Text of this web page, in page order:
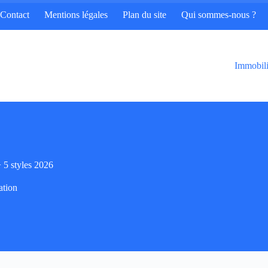
Contact Mentions légales Plan du site Qui sommes-nous ?
5 styles 2026